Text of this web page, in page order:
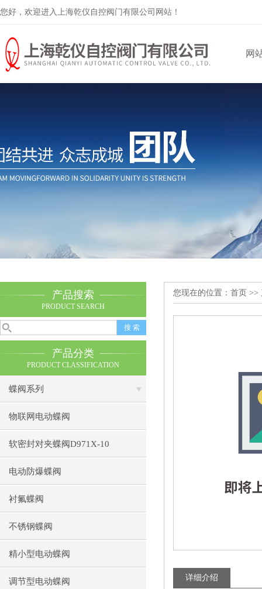
您好，欢迎进入上海乾仪自控阀门有限公司网站！
网
产品搜索
PRODUCT SEARCH
产品分类
PRODUCT CLASSIFICATION
蝶阀系列
物联网电动蝶阀
软密封对夹蝶阀D971X-10
电动防爆蝶阀
衬氟蝶阀
不锈钢蝶阀
精小型电动蝶阀
调节型电动蝶阀
您现在的位置： 首页 >>
详细介绍